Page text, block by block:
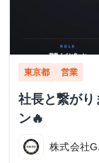
東京都 営業
社長と繋がり
ン🔥
株式会社